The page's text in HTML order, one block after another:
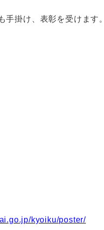
手掛け、表彰を受けます。
kyoiku/poster/